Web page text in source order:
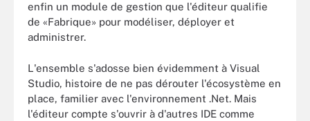
enfin un module de gestion que l'éditeur qualifie
de «Fabrique» pour modéliser, déployer et
administrer.
L'ensemble s'adosse bien évidemment à Visual
Studio, histoire de ne pas dérouter l'écosystème en
place, familier avec l'environnement .Net. Mais
l'éditeur compte s'ouvrir à d'autres IDE comme